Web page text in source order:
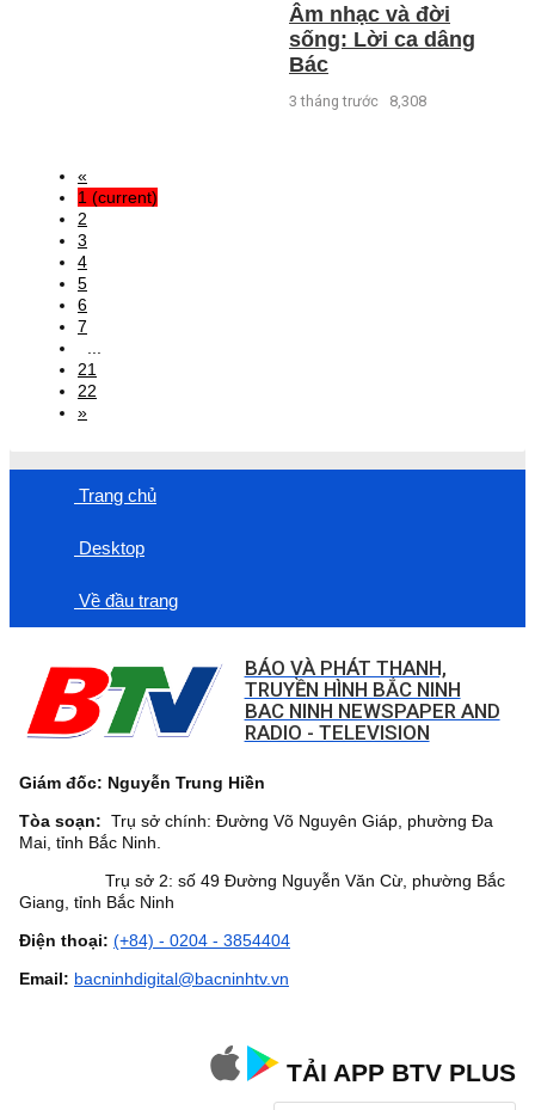
Âm nhạc và đời
sống: Lời ca dâng
Bác
3 tháng trước 8,308
«
1 (current)
2
3
4
5
6
7
21
22
»
Trang chủ
Desktop
Về đầu trang
BÁO VÀ PHÁT THANH,
TRUYỀN HÌNH BẮC NINH
BAC NINH NEWSPAPER AND
RADIO - TELEVISION
Giám đốc: Nguyễn Trung Hiền
Tòa soạn: Trụ sở chính: Đường Võ Nguyên Giáp, phường Đa
Mai, tỉnh Bắc Ninh.
Trụ sở 2: số 49 Đường Nguyễn Văn Cừ, phường Bắc
Giang, tỉnh Bắc Ninh
Điện thoại: (+84) - 0204 - 3854404
Email: bacninhdigital@bacninhtv.vn
TẢI APP BTV PLUS